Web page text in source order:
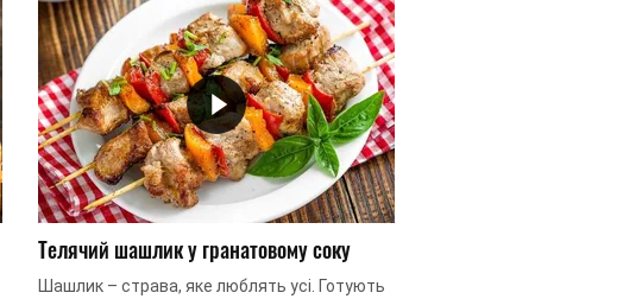
Телячий шашлик у гранатовому соку
Шашлик – страва, яке люблять усі. Готують